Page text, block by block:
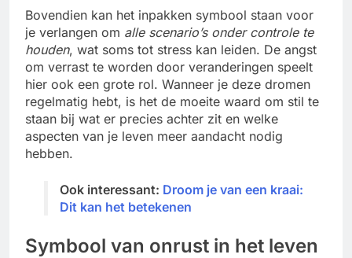
Bovendien kan het inpakken symbool staan voor
je verlangen om alle scenario’s onder controle te
houden, wat soms tot stress kan leiden. De angst
om verrast te worden door veranderingen speelt
hier ook een grote rol. Wanneer je deze dromen
regelmatig hebt, is het de moeite waard om stil te
staan bij wat er precies achter zit en welke
aspecten van je leven meer aandacht nodig
hebben.
Ook interessant: Droom je van een kraai:
Dit kan het betekenen
Symbool van onrust in het leven